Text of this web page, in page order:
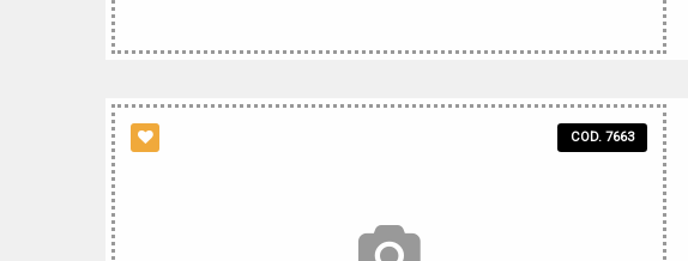
COD. 7663